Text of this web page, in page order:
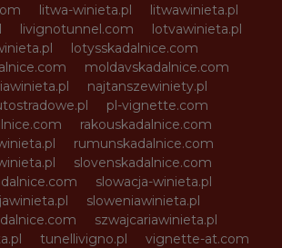
litwa-winieta.pl
litwawinieta.pl
livignotunnel.com
lotvawinieta.pl
lotysskadalnice.com
moldavskadalnice.com
najtanszewiniety.pl
pl-vignette.com
rakouskadalnice.com
rumunskadalnice.com
slovenskadalnice.com
slowacja-winieta.pl
sloweniawinieta.pl
szwajcariawinieta.pl
tunellivigno.pl
vignette-at.com